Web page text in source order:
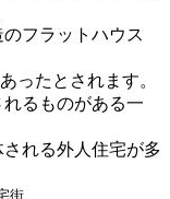
フラットハウス
ったとされます。
るものがある一
れる外人住宅が多
街